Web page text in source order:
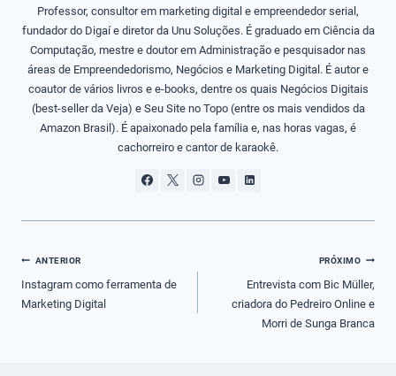
Professor, consultor em marketing digital e empreendedor serial,
fundador do Digaí e diretor da Unu Soluções. É graduado em Ciência da
Computação, mestre e doutor em Administração e pesquisador nas
áreas de Empreendedorismo, Negócios e Marketing Digital. É autor e
coautor de vários livros e e-books, dentre os quais Negócios Digitais
(best-seller da Veja) e Seu Site no Topo (entre os mais vendidos da
Amazon Brasil). É apaixonado pela família e, nas horas vagas, é
cachorreiro e cantor de karaokê.
Navegação
de
Post
ANTERIOR
Instagram como ferramenta de
Marketing Digital
PRÓXIMO
Entrevista com Bic Müller,
criadora do Pedreiro Online e
Morri de Sunga Branca